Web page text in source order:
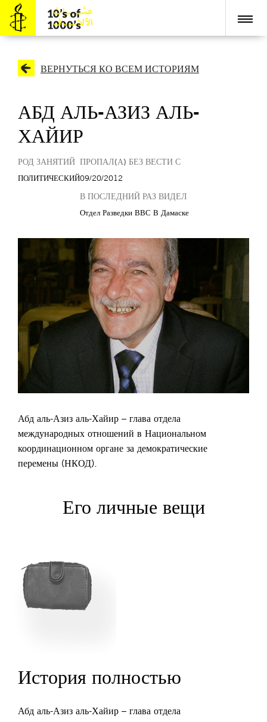
ВЕРНУТЬСЯ КО ВСЕМ ИСТОРИЯМ
АБД АЛЬ-АЗИЗ АЛЬ-
ХАЙИР
РОД ЗАНЯТИЙ
ПОЛИТИЧЕСКИЙ
ПРОПАЛ(А) БЕЗ ВЕСТИ С
09/20/2012
В ПОСЛЕДНИЙ РАЗ ВИДЕЛ
Отдел Разведки ВВС В Дамаске
Абд аль-Азиз аль-Хайир – глава отдела
международных отношений в Национальном
координационном органе за демократические
перемены (НКОД).
Его личные вещи
История полностью
Абд аль-Азиз аль-Хайир – глава отдела